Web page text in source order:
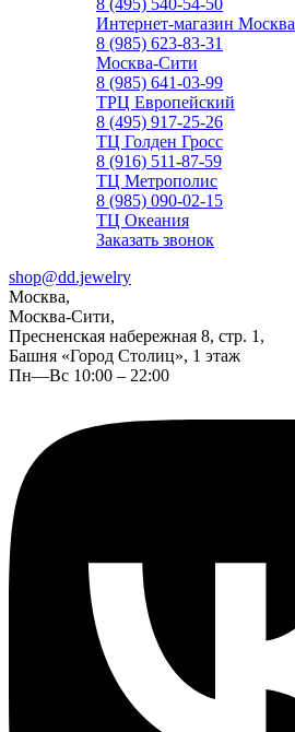
8 (495) 540-54-50
Интернет-магазин Москва
8 (985) 623-83-31
Москва-Сити
8 (985) 641-03-99
ТРЦ Европейский
8 (495) 917-25-26
ТЦ Голден Гросс
8 (916) 511-87-59
ТЦ Метрополис
8 (985) 090-02-15
ТЦ Океания
Заказать звонок
shop@dd.jewelry
Москва,
Москва-Сити,
Пресненская набережная 8, стр. 1,
Башня «Город Столиц», 1 этаж
Пн—Вс 10:00 – 22:00